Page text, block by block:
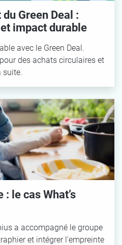
Green Deal :
impact durable
avec le Green Deal.
des achats circulaires et
suite.
le cas What’s
a accompagné le groupe
et intégrer l'empreinte